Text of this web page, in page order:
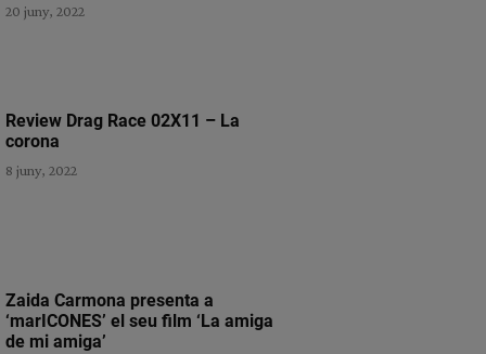
20 juny, 2022
Review Drag Race 02X11 – La
corona
8 juny, 2022
Zaida Carmona presenta a
‘marICONES’ el seu film ‘La amiga
de mi amiga’